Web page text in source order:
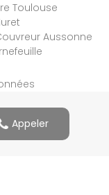
Appeler
Toulouse
Aussonne